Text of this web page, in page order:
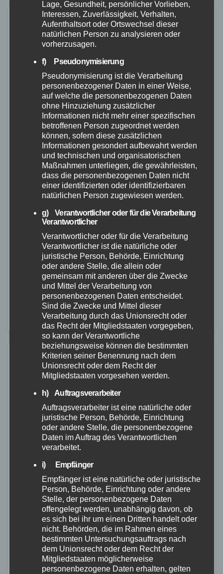
FEUERWEHR NEUWIED POLIZEI RETTUNGSDIENST
Unfall bei Windhagen: Lkw
kollidiert mit Transporter samt
Baggeranhänger
26. AUG. 2025
Am Montagmittag kam es auf der Autobahn in
Fahrtrichtung Köln im Steigungsbereich bei
Windhagen zu einem Verkehrsunfall, in den ein Lkw
und ein Transporter verwickelt waren. Da mehrere
Notrufe bei…
RETTUNGSDIENST WESTERWALD
Kind bei Zusammenstoß in
Goddert verletzt – Autofahrer
missachtet Vorfahrt
Lage, Gesundheit, persönlicher Vorlieben,
Interessen, Zuverlässigkeit, Verhalten,
Aufenthaltsort oder Ortswechsel dieser
natürlichen Person zu analysieren oder
vorherzusagen.
f) Pseudonymisierung
Pseudonymisierung ist die Verarbeitung
personenbezogener Daten in einer Weise,
auf welche die personenbezogenen Daten
ohne Hinzuziehung zusätzlicher
Informationen nicht mehr einer spezifischen
betroffenen Person zugeordnet werden
können, sofern diese zusätzlichen
Informationen gesondert aufbewahrt werden
und technischen und organisatorischen
Maßnahmen unterliegen, die gewährleisten,
dass die personenbezogenen Daten nicht
einer identifizierten oder identifizierbaren
natürlichen Person zugewiesen werden.
g) Verantwortlicher oder für die Verarbeitung
Verantwortlicher
Verantwortlicher oder für die Verarbeitung
Verantwortlicher ist die natürliche oder
juristische Person, Behörde, Einrichtung
oder andere Stelle, die allein oder
gemeinsam mit anderen über die Zwecke
und Mittel der Verarbeitung von
personenbezogenen Daten entscheidet.
Sind die Zwecke und Mittel dieser
Verarbeitung durch das Unionsrecht oder
das Recht der Mitgliedstaaten vorgegeben,
so kann der Verantwortliche
beziehungsweise können die bestimmten
Kriterien seiner Benennung nach dem
Unionsrecht oder dem Recht der
Mitgliedstaaten vorgesehen werden.
h) Auftragsverarbeiter
Auftragsverarbeiter ist eine natürliche oder
juristische Person, Behörde, Einrichtung
oder andere Stelle, die personenbezogene
Daten im Auftrag des Verantwortlichen
verarbeitet.
i) Empfänger
Empfänger ist eine natürliche oder juristische
Person, Behörde, Einrichtung oder andere
Stelle, der personenbezogene Daten
offengelegt werden, unabhängig davon, ob
es sich bei ihr um einen Dritten handelt oder
nicht. Behörden, die im Rahmen eines
bestimmten Untersuchungsauftrags nach
dem Unionsrecht oder dem Recht der
Mitgliedstaaten möglicherweise
personenbezogene Daten erhalten, gelten